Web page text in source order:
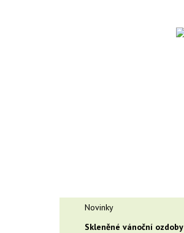
Novinky
Skleněné vánoční ozdoby